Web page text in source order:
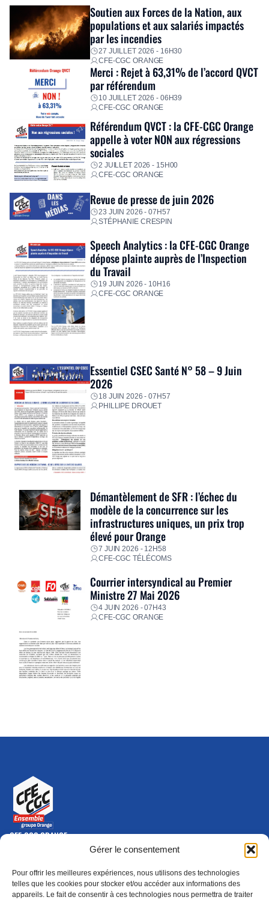
Gérer le consentement
Pour offrir les meilleures expériences, nous utilisons des technologies
telles que les cookies pour stocker et/ou accéder aux informations des
appareils. Le fait de consentir à ces technologies nous permettra de traiter
Fidèle à sa mission d’utilité sociale, le Groupe mobilise
immédiatement ses équipes afin de proposer un diagnostic
personnalisé, des aides financières pour faire face aux
premières dépenses, […]
Soutien aux Forces de la Nation, aux
populations et aux salariés impactés
par les incendies
27 JUILLET 2026 - 16H30
CFE-CGC ORANGE
Merci : Rejet à 63,31% de l’accord QVCT
par référendum
10 JUILLET 2026 - 06H39
CFE-CGC ORANGE
Référendum QVCT : la CFE-CGC Orange
appelle à voter NON aux régressions
sociales
2 JUILLET 2026 - 15H00
CFE-CGC ORANGE
Revue de presse de juin 2026
23 JUIN 2026 - 07H57
STÉPHANIE CRESPIN
Speech Analytics : la CFE-CGC Orange
dépose plainte auprès de l’Inspection
du Travail
19 JUIN 2026 - 10H16
CFE-CGC ORANGE
Essentiel CSEC Santé N° 58 – 9 Juin
2026
18 JUIN 2026 - 07H57
PHILLIPE DROUET
Démantèlement de SFR : l’échec du
modèle de la concurrence sur les
infrastructures uniques, un prix trop
élevé pour Orange
7 JUIN 2026 - 12H58
CFE-CGC TÉLÉCOMS
Courrier intersyndical au Premier
Ministre 27 Mai 2026
4 JUIN 2026 - 07H43
CFE-CGC ORANGE
CFE-CGC ORANGE
10-12 rue Saint Amand, 75015 Paris Cedex 15
Nous contacter
01 46 79 28 74